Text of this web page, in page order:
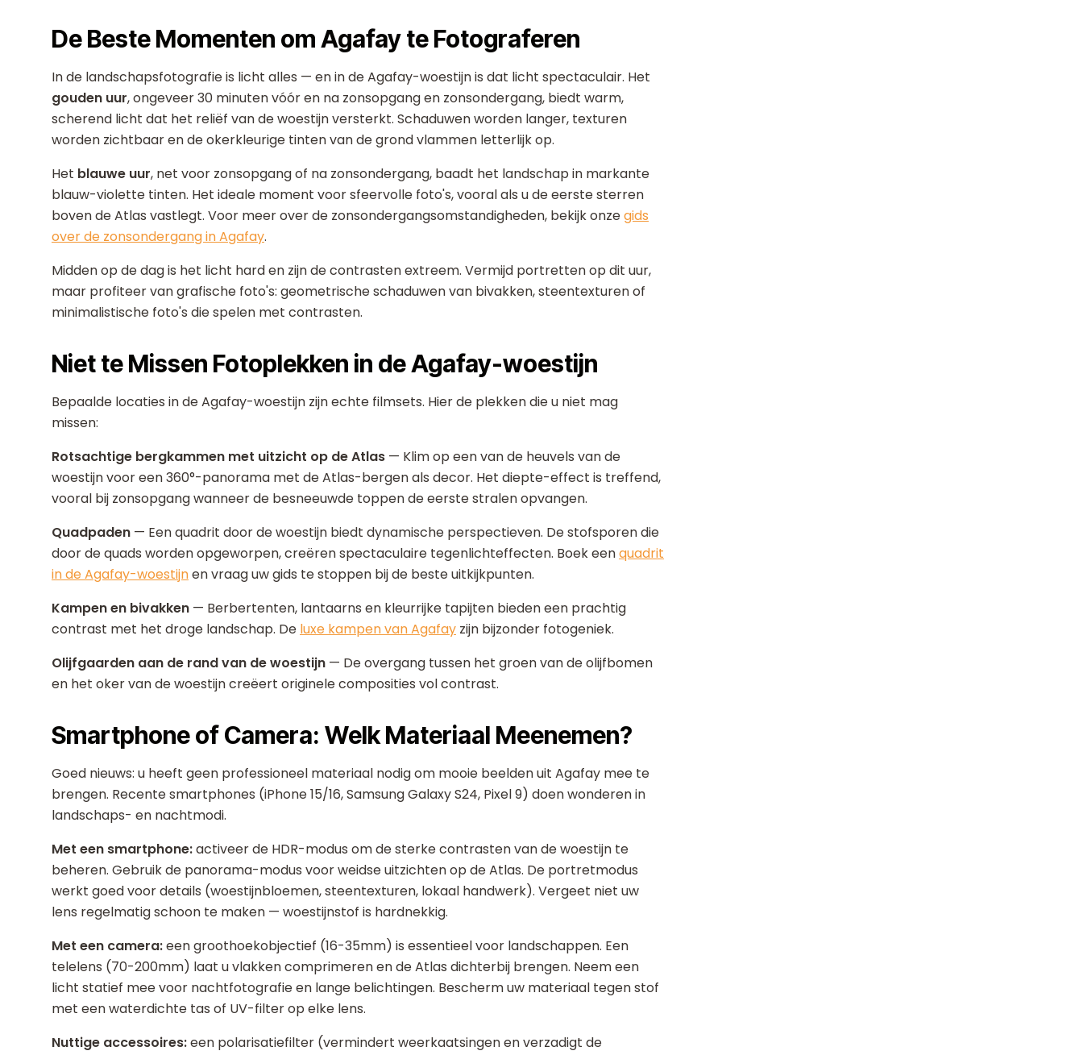
De Beste Momenten om Agafay te Fotograferen
In de landschapsfotografie is licht alles — en in de Agafay-woestijn is dat licht spectaculair. Het
gouden uur, ongeveer 30 minuten vóór en na zonsopgang en zonsondergang, biedt warm,
scherend licht dat het reliëf van de woestijn versterkt. Schaduwen worden langer, texturen
worden zichtbaar en de okerkleurige tinten van de grond vlammen letterlijk op.
Het blauwe uur, net voor zonsopgang of na zonsondergang, baadt het landschap in markante
blauw-violette tinten. Het ideale moment voor sfeervolle foto's, vooral als u de eerste sterren
boven de Atlas vastlegt. Voor meer over de zonsondergangsomstandigheden, bekijk onzegids
over de zonsondergang in Agafay.
Midden op de dag is het licht hard en zijn de contrasten extreem. Vermijd portretten op dit uur,
maar profiteer van grafische foto's: geometrische schaduwen van bivakken, steentexturen of
minimalistische foto's die spelen met contrasten.
Niet te Missen Fotoplekken in de Agafay-woestijn
Bepaalde locaties in de Agafay-woestijn zijn echte filmsets. Hier de plekken die u niet mag
missen:
Rotsachtige bergkammen met uitzicht op de Atlas — Klim op een van de heuvels van de
woestijn voor een 360°-panorama met de Atlas-bergen als decor. Het diepte-effect is treffend,
vooral bij zonsopgang wanneer de besneeuwde toppen de eerste stralen opvangen.
Quadpaden — Een quadrit door de woestijn biedt dynamische perspectieven. De stofsporen die
door de quads worden opgeworpen, creëren spectaculaire tegenlichteffecten. Boek eenquadrit
in de Agafay-woestijnen vraag uw gids te stoppen bij de beste uitkijkpunten.
Kampen en bivakken — Berbertenten, lantaarns en kleurrijke tapijten bieden een prachtig
contrast met het droge landschap. De luxe kampen van Agafay zijn bijzonder fotogeniek.
Olijfgaarden aan de rand van de woestijn — De overgang tussen het groen van de olijfbomen
en het oker van de woestijn creëert originele composities vol contrast.
Smartphone of Camera: Welk Materiaal Meenemen?
Goed nieuws: u heeft geen professioneel materiaal nodig om mooie beelden uit Agafay mee te
brengen. Recente smartphones (iPhone 15/16, Samsung Galaxy S24, Pixel 9) doen wonderen in
landschaps- en nachtmodi.
Met een smartphone:activeer de HDR-modus om de sterke contrasten van de woestijn te
beheren. Gebruik de panorama-modus voor weidse uitzichten op de Atlas. De portretmodus
werkt goed voor details (woestijnbloemen, steentexturen, lokaal handwerk). Vergeet niet uw
lens regelmatig schoon te maken — woestijnstof is hardnekkig.
Met een camera:een groothoekobjectief (16-35mm) is essentieel voor landschappen. Een
telelens (70-200mm) laat u vlakken comprimeren en de Atlas dichterbij brengen. Neem een
licht statief mee voor nachtfotografie en lange belichtingen. Bescherm uw materiaal tegen stof
met een waterdichte tas of UV-filter op elke lens.
Nuttige accessoires:een polarisatiefilter (vermindert weerkaatsingen en verzadigt de